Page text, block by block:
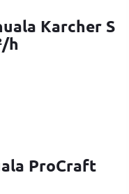
Karcher S
h
ProCraft